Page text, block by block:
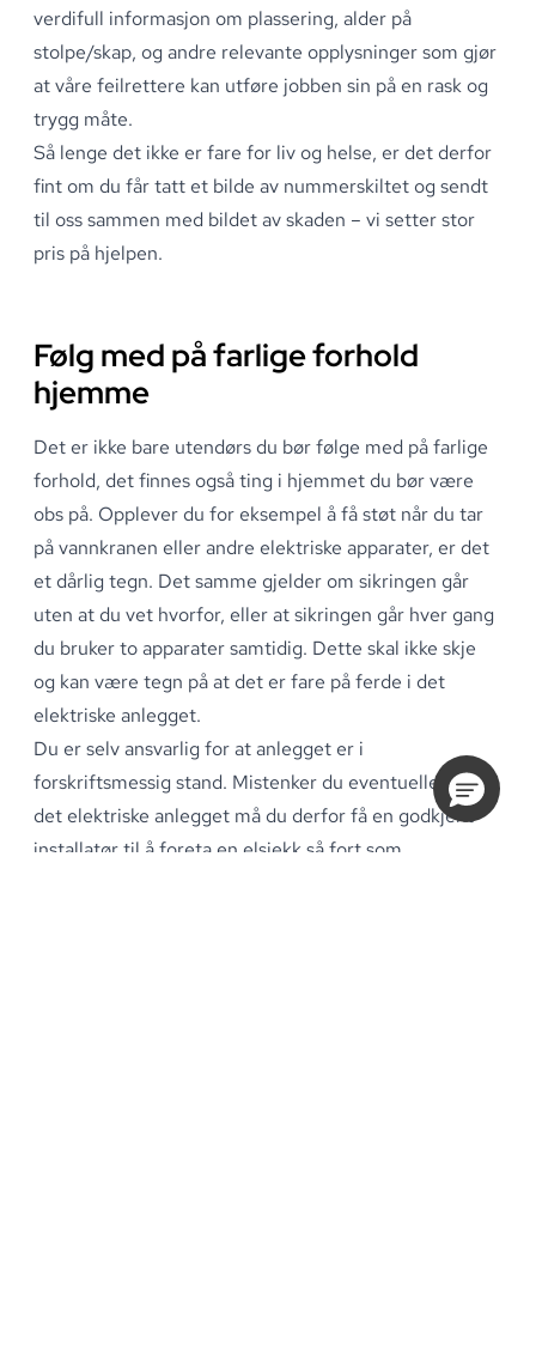
verdifull informasjon om plassering, alder på
stolpe/skap, og andre relevante opplysninger som gjør
at våre feilrettere kan utføre jobben sin på en rask og
trygg måte.
Så lenge det ikke er fare for liv og helse, er det derfor
fint om du får tatt et bilde av nummerskiltet og sendt
til oss sammen med bildet av skaden – vi setter stor
pris på hjelpen.
Følg med på farlige forhold
hjemme
Det er ikke bare utendørs du bør følge med på farlige
forhold, det finnes også ting i hjemmet du bør være
obs på. Opplever du for eksempel å få støt når du tar
på vannkranen eller andre elektriske apparater, er det
et dårlig tegn. Det samme gjelder om sikringen går
uten at du vet hvorfor, eller at sikringen går hver gang
du bruker to apparater samtidig. Dette skal ikke skje
og kan være tegn på at det er fare på ferde i det
elektriske anlegget.
Du er selv ansvarlig for at anlegget er i
forskriftsmessig stand. Mistenker du eventuelle feil på
det elektriske anlegget må du derfor få en godkjent
installatør til å foreta en elsjekk så fort som